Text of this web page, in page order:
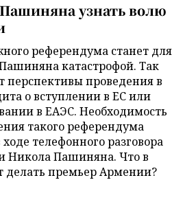
узнать волю
референдума станет для
катастрофой. Так
перспективы проведения в
о вступлении в ЕС или
в ЕАЭС. Необходимость
такого референдума
телефонного разговора
Никола Пашиняна. Что в
делать премьер Армении?